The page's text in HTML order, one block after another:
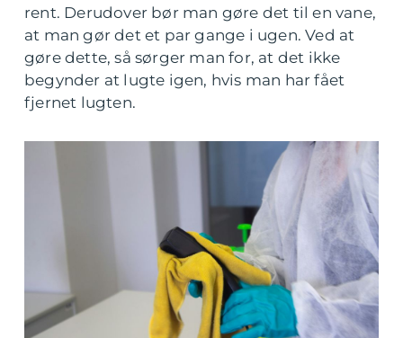
rent. Derudover bør man gøre det til en vane,
at man gør det et par gange i ugen. Ved at
gøre dette, så sørger man for, at det ikke
begynder at lugte igen, hvis man har fået
fjernet lugten.